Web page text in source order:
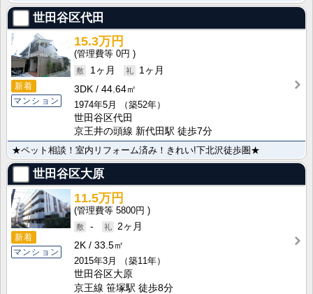
世田谷区代田
新着
マンション
15.3万円
0円
1ヶ月
1ヶ月
3DK
44.64㎡
1974年5月
（築52年）
世田谷区代田
京王井の頭線 新代田駅 徒歩7分
★ペット相談！室内リフォーム済み！きれい!下北沢徒歩圏★
世田谷区大原
新着
マンション
11.5万円
5800円
-
2ヶ月
2K
33.5㎡
2015年3月
（築11年）
世田谷区大原
京王線 笹塚駅 徒歩8分